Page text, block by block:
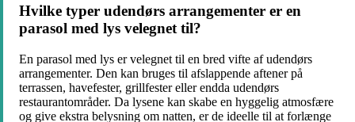
Hvilke typer udendørs arrangementer er en
parasol med lys velegnet til?
En parasol med lys er velegnet til en bred vifte af udendørs
arrangementer. Den kan bruges til afslappende aftener på
terrassen, havefester, grillfester eller endda udendørs
restaurantområder. Da lysene kan skabe en hyggelig atmosfære
og give ekstra belysning om natten, er de ideelle til at forlænge